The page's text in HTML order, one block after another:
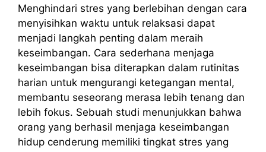
Menghindari stres yang berlebihan dengan cara
menyisihkan waktu untuk relaksasi dapat
menjadi langkah penting dalam meraih
keseimbangan. Cara sederhana menjaga
keseimbangan bisa diterapkan dalam rutinitas
harian untuk mengurangi ketegangan mental,
membantu seseorang merasa lebih tenang dan
lebih fokus. Sebuah studi menunjukkan bahwa
orang yang berhasil menjaga keseimbangan
hidup cenderung memiliki tingkat stres yang